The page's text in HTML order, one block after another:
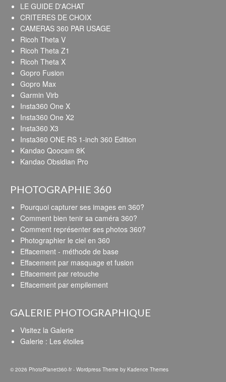
LE GUIDE D'ACHAT
CRITERES DE CHOIX
CAMERAS 360 PAR USAGE
Ricoh Theta V
Ricoh Theta Z1
Ricoh Theta X
Gopro Fusion
Gopro Max
Garmin Virb
Insta360 One X
Insta360 One X2
Insta360 X3
Insta360 ONE RS 1-inch 360 Edition
Kandao Qoocam 8K
Kandao Obsidian Pro
PHOTOGRAPHIE 360
Pourquoi capturer ses images en 360?
Comment bien tenir sa caméra 360?
Comment représenter ses photos 360?
Photographier le ciel en 360
Effacement - méthode de base
Effacement par masquage et fusion
Effacement par retouche
Effacement par empilement
GALERIE PHOTOGRAPHIQUE
Visitez la Galerie
Galerie : Les étoiles
© 2026 PhotoPlanet360-fr - Wordpress Theme by Kadence Themes